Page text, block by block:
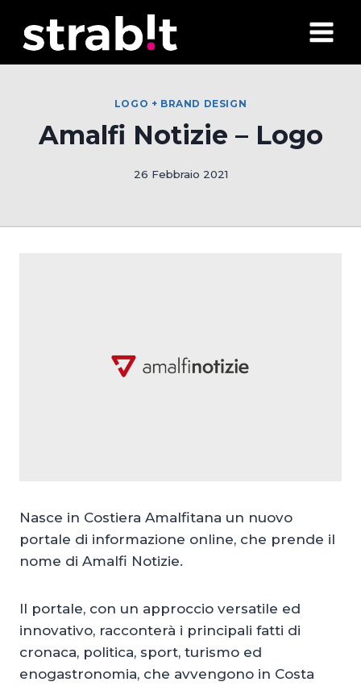
contenuto
LOGO + BRAND DESIGN
Amalfi Notizie – Logo
26 Febbraio 2021
Nasce in Costiera Amalfitana un nuovo
portale di informazione online, che prende il
nome di Amalfi Notizie.
Il portale, con un approccio versatile ed
innovativo, racconterà i principali fatti di
cronaca, politica, sport, turismo ed
enogastronomia, che avvengono in Costa